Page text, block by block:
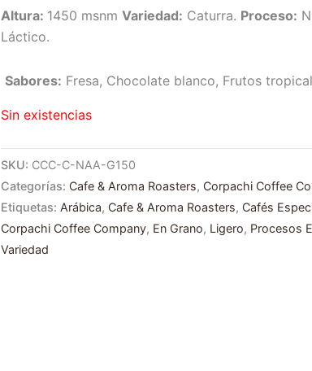
Altura: 1450 msnm Variedad: Caturra. Proceso:
Láctico.
Sabores: Fresa, Chocolate blanco, Frutos
Sin existencias
SKU: CCC-C-NAA-G150
Categorías: Cafe & Aroma Roasters, Corpachi Coffee
Etiquetas: Arábica, Cafe & Aroma Roasters, Cafés
Corpachi Coffee Company, En Grano, Ligero, Procesos
Variedad